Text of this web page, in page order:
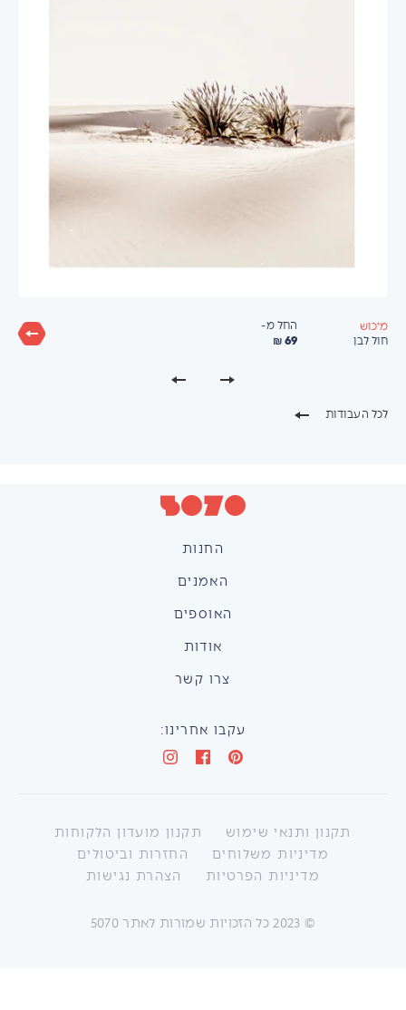
מיכוש
חול לבן
החל מ-
69 ₪
לכל העבודות
החנות
האמנים
האוספים
אודות
צרו קשר
עקבו אחרינו:
תקנון ותנאי שימוש
תקנון מועדון הלקוחות
מדיניות משלוחים
החזרות וביטולים
מדיניות הפרטיות
הצהרת נגישות
©
2023כל הזכויות שמורות לאתר 5070